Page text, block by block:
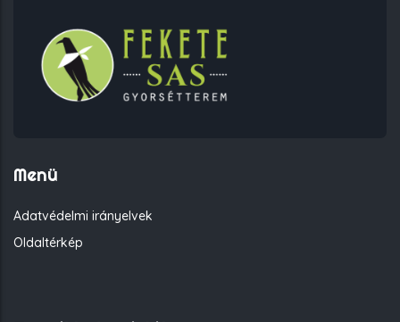
Menü
Adatvédelmi irányelvek
Oldaltérkép